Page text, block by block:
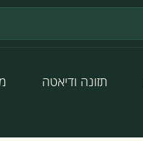
תזונה ודיאטה